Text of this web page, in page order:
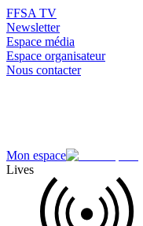
FFSA TV
Newsletter
Espace média
Espace organisateur
Nous contacter
Mon espace
Lives